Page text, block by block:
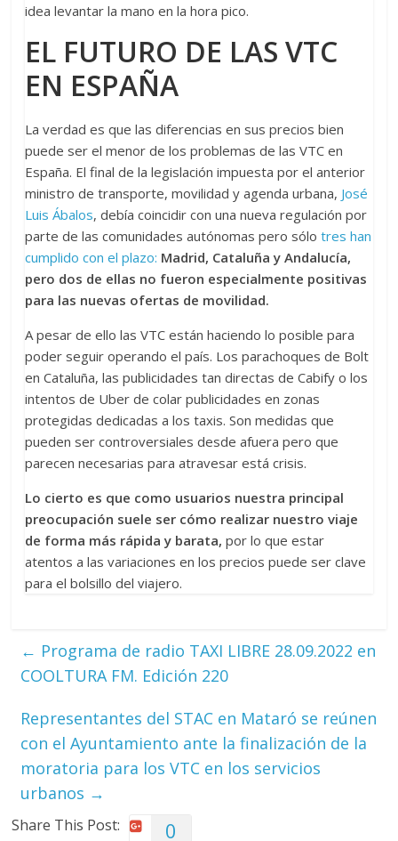
idea levantar la mano en la hora pico.
EL FUTURO DE LAS VTC
EN ESPAÑA
La verdad es que las diferencias en sus precios bien
puede ser el menor de los problemas de las VTC en
España. El final de la legislación impuesta por el anterior
ministro de transporte, movilidad y agenda urbana, José
Luis Ábalos, debía coincidir con una nueva regulación por
parte de las comunidades autónomas pero sólo tres han
cumplido con el plazo: Madrid, Cataluña y Andalucía,
pero dos de ellas no fueron especialmente positivas
para las nuevas ofertas de movilidad.
A pesar de ello las VTC están haciendo lo posible para
poder seguir operando el país. Los parachoques de Bolt
en Cataluña, las publicidades tan directas de Cabify o los
intentos de Uber de colar publicidades en zonas
protegidas dedicadas a los taxis. Son medidas que
pueden ser controversiales desde afuera pero que
parecen necesarias para atravesar está crisis.
Lo cierto es que como usuarios nuestra principal
preocupación suele ser cómo realizar nuestro viaje
de forma más rápida y barata, por lo que estar
atentos a las variaciones en los precios puede ser clave
para el bolsillo del viajero.
← Programa de radio TAXI LIBRE 28.09.2022 en
COOLTURA FM. Edición 220
Representantes del STAC en Mataró se reúnen
con el Ayuntamiento ante la finalización de la
moratoria para los VTC en los servicios
urbanos →
Share This Post: 0